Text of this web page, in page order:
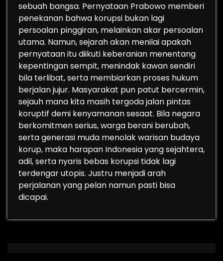
sebuah bangsa. Pernyataan Prabowo memberi
penekanan bahwa korupsi bukan lagi
persoalan pinggiran, melainkan akar persoalan
utama. Namun, sejarah akan menilai apakah
pernyataan itu diikuti keberanian menentang
kepentingan sempit, menindak kawan sendiri
bila terlibat, serta membiarkan proses hukum
berjalan jujur. Masyarakat pun patut bercermin,
sejauh mana kita masih tergoda jalan pintas
koruptif demi kenyamanan sesaat. Bila negara
berkomitmen serius, warga berani berubah,
serta generasi muda menolak warisan budaya
korup, maka harapan Indonesia yang sejahtera,
adil, serta nyaris bebas korupsi tidak lagi
terdengar utopis. Justru menjadi arah
perjalanan yang pelan namun pasti bisa
dicapai.